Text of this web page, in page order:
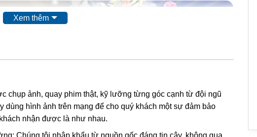
Xem thêm
chụp ảnh, quay phim thật, kỹ lưỡng từng góc cạnh từ đội ngũ
dùng hình ảnh trên mạng để cho quý khách một sự đảm bảo
nhận được là như nhau.